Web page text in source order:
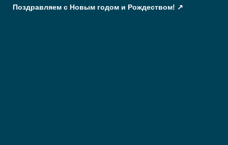
Поздравляем с Новым годом и Рождеством!